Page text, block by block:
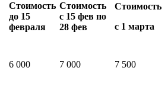
Стоимость
до 15
февраля
Стоимость
с 15 фев по
28 фев
Стоимость
с 1 марта
6 000 7 000 7 500